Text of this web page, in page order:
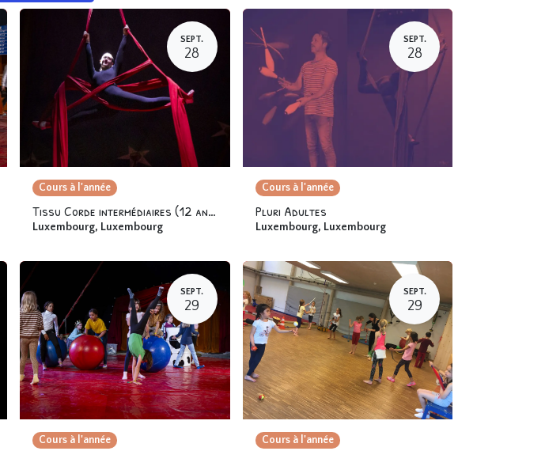
SEPT.
28
Cours à l'année
Tissu Corde intermédiaires (12 ans et +)
Luxembourg, Luxembourg
SEPT.
28
Cours à l'année
Pluri Adultes
Luxembourg, Luxembourg
SEPT.
29
Cours à l'année
SEPT.
29
Cours à l'année